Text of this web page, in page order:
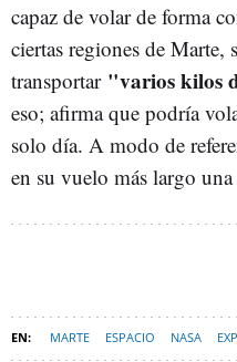
capaz de volar de forma
ciertas regiones de Marte,
transportar "varios kilos
eso; afirma que podría
solo día. A modo de
en su vuelo más largo
MARTE ESPACIO NASA